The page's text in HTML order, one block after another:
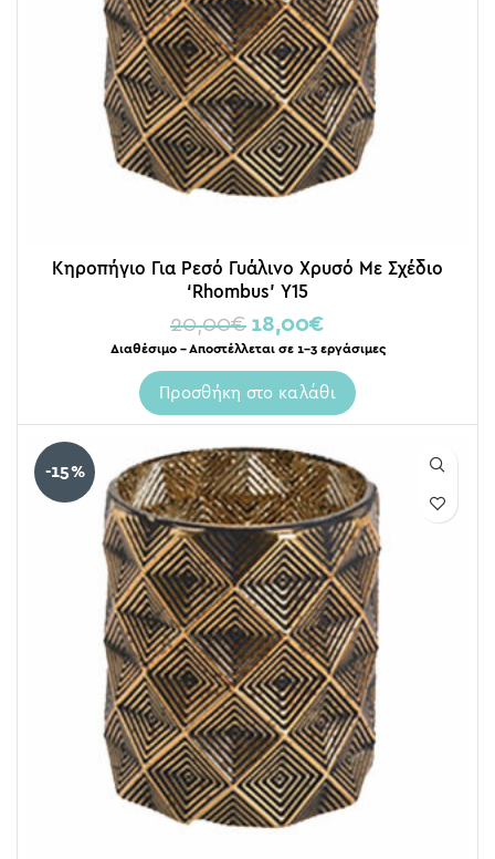
Κηροπήγιο Για Ρεσό Γυάλινο Χρυσό Με Σχέδιο
‘Rhombus’ Υ15
20,00€ 18,00€
Διαθέσιμο – Αποστέλλεται σε 1-3 εργάσιμες
Προσθήκη στο καλάθι
-15%